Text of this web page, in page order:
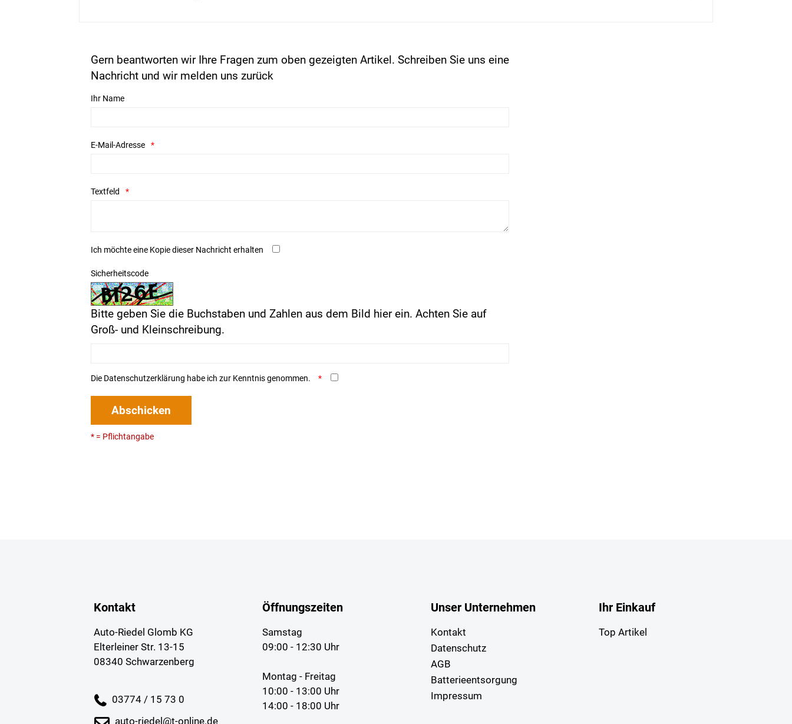
Gern beantworten wir Ihre Fragen zum oben gezeigten Artikel. Schreiben Sie uns eine
Nachricht und wir melden uns zurück
Ihr Name
E-Mail-Adresse
Textfeld
Ich möchte eine Kopie dieser Nachricht erhalten
Sicherheitscode
Bitte geben Sie die Buchstaben und Zahlen aus dem Bild hier ein. Achten Sie auf
Groß- und Kleinschreibung.
Die Datenschutzerklärung habe ich zur Kenntnis genommen.
Abschicken
* = Pflichtangabe
Kontakt
Auto-Riedel Glomb KG
Elterleiner Str. 13-15
08340 Schwarzenberg
03774 / 15 73 0
auto-riedel@t-online.de
Öffnungszeiten
Samstag
09:00 - 12:30 Uhr
Montag - Freitag
10:00 - 13:00 Uhr
14:00 - 18:00 Uhr
Unser Unternehmen
Kontakt
Datenschutz
AGB
Batterieentsorgung
Impressum
Ihr Einkauf
Top Artikel